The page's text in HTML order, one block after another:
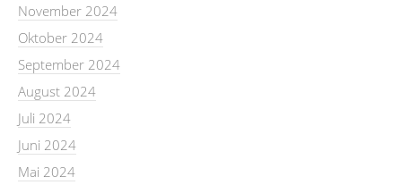
November 2024
Oktober 2024
September 2024
August 2024
Juli 2024
Juni 2024
Mai 2024